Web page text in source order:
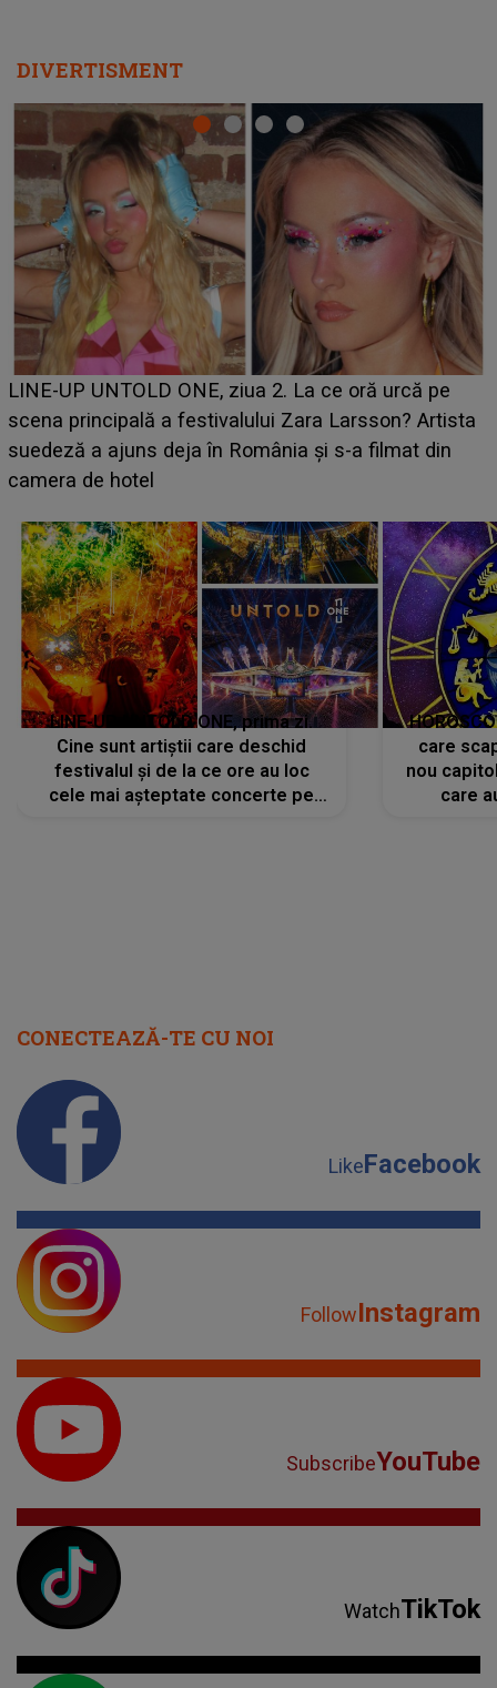
DIVERTISMENT
Ce a dezvăluit noua concurentă din "Casa Iubirii" l-a
luat prin surprindere pe Emanuel. CINE ESTE
BĂIATUL VIZAT de Alexandra?! Aflându-se în fața
faptului împlinit, A RECUNOSCUT IMEDIAT: "Am
LINE-UP UNTOLD ONE, prima zi.
Cine sunt artiștii care deschid
festivalul și de la ce ore au loc
cele mai așteptate concerte pe
care
nou
care
CONECTEAZĂ-TE CU NOI
LikeFacebook
FollowInstagram
SubscribeYouTube
WatchTikTok